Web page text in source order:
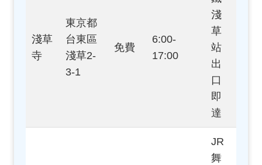
淺草
寺
東京都
台東區
淺草2-
3-1
免費
6:00-
17:00
淺
草
站
出
口
即
達
JR
舞